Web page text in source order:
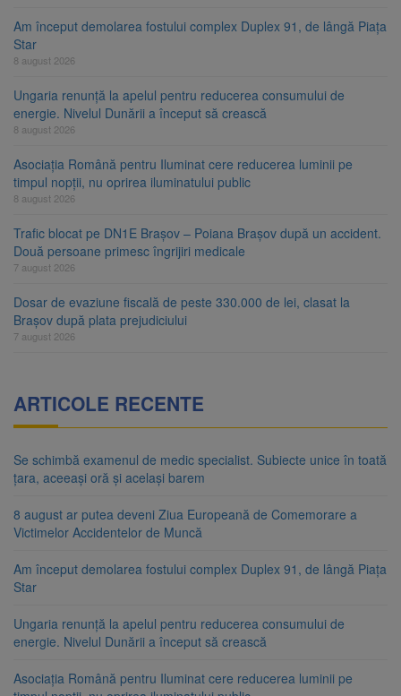
Am început demolarea fostului complex Duplex 91, de lângă Piața
Star
8 august 2026
Ungaria renunță la apelul pentru reducerea consumului de
energie. Nivelul Dunării a început să crească
8 august 2026
Asociația Română pentru Iluminat cere reducerea luminii pe
timpul nopții, nu oprirea iluminatului public
8 august 2026
Trafic blocat pe DN1E Brașov – Poiana Brașov după un accident.
Două persoane primesc îngrijiri medicale
7 august 2026
Dosar de evaziune fiscală de peste 330.000 de lei, clasat la
Brașov după plata prejudiciului
7 august 2026
ARTICOLE RECENTE
Se schimbă examenul de medic specialist. Subiecte unice în toată
țara, aceeași oră și același barem
8 august ar putea deveni Ziua Europeană de Comemorare a
Victimelor Accidentelor de Muncă
Am început demolarea fostului complex Duplex 91, de lângă Piața
Star
Ungaria renunță la apelul pentru reducerea consumului de
energie. Nivelul Dunării a început să crească
Asociația Română pentru Iluminat cere reducerea luminii pe